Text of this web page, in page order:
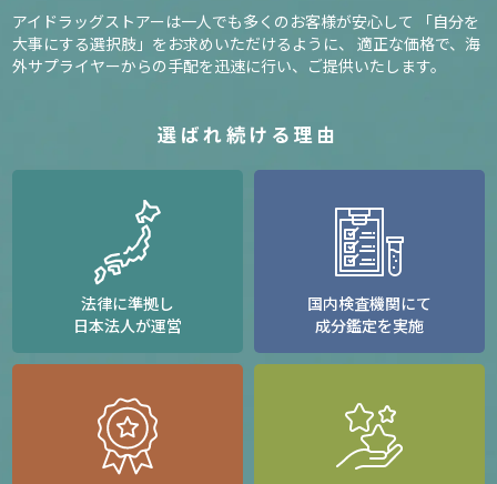
アイドラッグストアーは一人でも多くのお客様が安心して
「自分を
大事にする選択肢」をお求めいただけるように、
適正な価格で、海
外サプライヤーからの手配を迅速に行い、ご提供いたします。
選ばれ続ける理由
法律に準拠し
日本法人が運営
国内検査機関にて
成分鑑定を実施